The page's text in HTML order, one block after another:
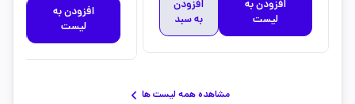
افزودن به
لیست
افزودن
به سبد
افزودن به
لیست
مشاهده همه لیست ها